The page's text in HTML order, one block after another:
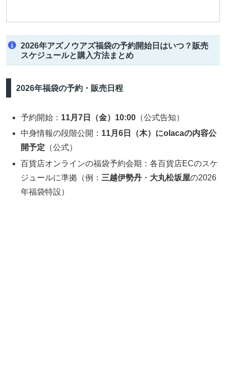
2026年アズノウアズ福袋の予約開始日はいつ？販売
スケジュールと購入方法まとめ
2026年福袋の予約・販売日程
予約開始： 11月7日（金）10:00 （公式告知）
中身情報の段階公開： 11月6日（木）にolacaの内容公
開予定 （公式）
百貨店オンラインの福袋予約会期：各百貨店ECのスケ
ジュールに準拠（例： 三越伊勢丹 ・ 大丸松坂屋の2026
年福袋特設）